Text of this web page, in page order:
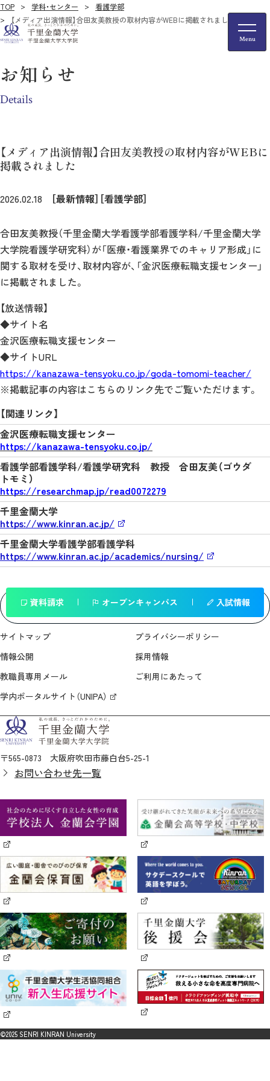
TOP 学科・センター
看護学部
【メディア出演情報】合田友美教授の取材内容がWEBに掲載されました
お知らせ
Details
【メディア出演情報】合田友美教授の取材内容がWEBに
掲載されました
2026.02.18 ［最新情報］ ［看護学部］
合田友美教授（千里金蘭大学看護学部看護学科/千里金蘭大学
大学院看護学研究科）が「医療・看護業界でのキャリア形成」 に
関する取材を受け、取材内容が、「金沢医療転職支援センター」
に掲載されました。
【放送情報】
◆サイト名
金沢医療転職支援センター
◆サイトURL
https://kanazawa-tensyoku.co.jp/goda-tomomi-teacher/
※掲載記事の内容はこちらのリンク先でご覧いただけます。
【関連リンク】
金沢医療転職支援センター
https://kanazawa-tensyoku.co.jp/
看護学部看護学科/看護学研究科 教授 合田友美（ゴウダ
トモミ）
https://researchmap.jp/read0072279
千里金蘭大学
https://www.kinran.ac.jp/
千里金蘭大学看護学部看護学科
https://www.kinran.ac.jp/academics/nursing/
一覧へ戻る
資料請求 オープンキャンパス 入試情報
サイトマップ
プライバシーポリシー
情報公開
採用情報
教職員専用メール
ご利用にあたって
学内ポータルサイト（UNIPA）
〒565-0873 大阪府吹田市藤白台5-25-1
お問い合わせ先一覧
©2025 SENRI KINRAN University